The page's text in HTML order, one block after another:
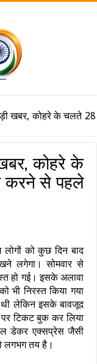
खबर, कोहरे के चलते 28
कोहरे के
करने से पहले
लोगों को कुछ दिन बाद
लगेगा। सोमवार से
हो गई। इसके अलावा
भी निरस्त किया गया
लेकिन इसके बावजूद
पर टिकट बुक कर लिया
डेकर एक्सप्रेस जैसी
लगभग तय है।